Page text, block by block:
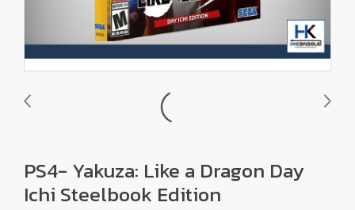
PS4- Yakuza: Like a Dragon Day
Ichi Steelbook Edition